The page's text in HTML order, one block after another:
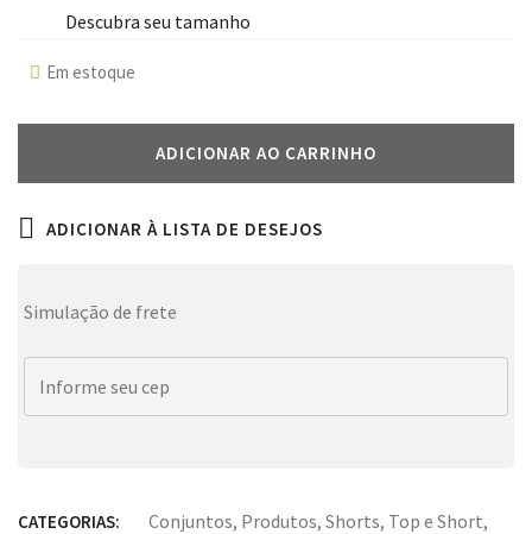
Descubra seu tamanho
Em estoque
ADICIONAR AO CARRINHO
ADICIONAR À LISTA DE DESEJOS
Simulação de frete
CATEGORIAS: Conjuntos, Produtos, Shorts, Top e Short,